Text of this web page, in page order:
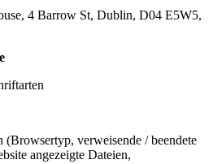
4 Barrow St, Dublin, D04 E5W5,
verweisende / beendete
angezeigte Dateien,